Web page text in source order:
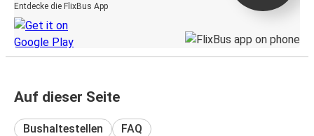
Entdecke die FlixBus App
Auf dieser Seite
Bushaltestellen FAQ